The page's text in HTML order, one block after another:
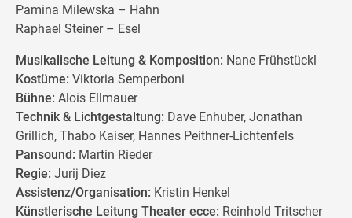
Pamina Milewska – Hahn
Raphael Steiner – Esel
Musikalische Leitung & Komposition: Nane Frühstückl
Kostüme: Viktoria Semperboni
Bühne: Alois Ellmauer
Technik & Lichtgestaltung: Dave Enhuber, Jonathan
Grillich, Thabo Kaiser, Hannes Peithner-Lichtenfels
Pansound: Martin Rieder
Regie: Jurij Diez
Assistenz/Organisation: Kristin Henkel
Künstlerische Leitung Theater ecce: Reinhold Tritscher